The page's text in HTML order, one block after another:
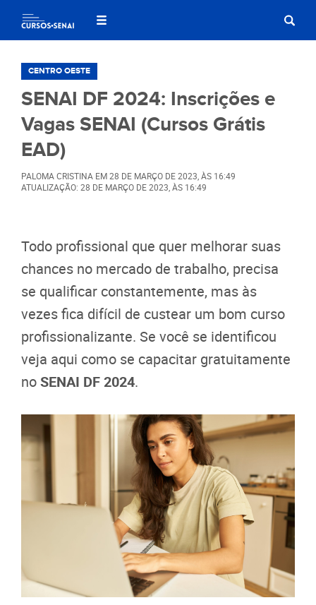
CENTRO OESTE
SENAI DF 2024: Inscrições e
Vagas SENAI (Cursos Grátis
EAD)
PALOMA CRISTINA EM28 DE MARÇO DE 2023 , ÀS 16:49
ATUALIZAÇÃO: 28 DE MARÇO DE 2023, ÀS 16:49
Todo profissional que quer melhorar suas
chances no mercado de trabalho, precisa
se qualificar constantemente, mas às
vezes fica difícil de custear um bom curso
profissionalizante. Se você se identificou
veja aqui como se capacitar gratuitamente
noSENAI DF 2024.